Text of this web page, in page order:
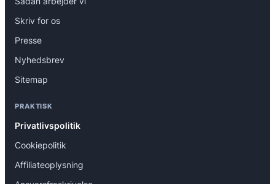
Skriv for os
Presse
Nyhedsbrev
Sitemap
PRAKTISK
Privatlivspolitik
Cookiepolitik
Affiliateoplysning